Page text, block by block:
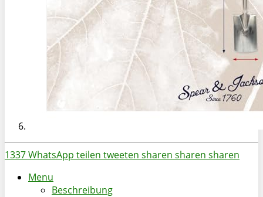
1337WhatsApp teilen tweeten sharen sharen sharen
Menu
Beschreibung